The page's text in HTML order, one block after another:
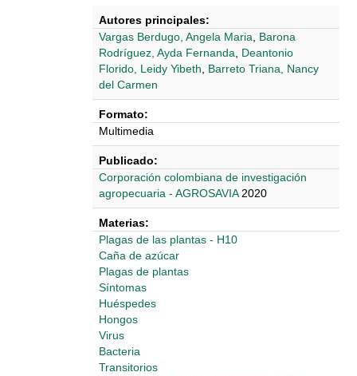
Autores principales:
Vargas Berdugo, Angela Maria
Barona
Rodríguez, Ayda Fernanda
Deantonio
Florido, Leidy Yibeth
Barreto Triana, Nancy
del Carmen
Formato:
Multimedia
Publicado:
Corporación colombiana de investigación
agropecuaria - AGROSAVIA 2020
Materias:
Plagas de las plantas - H10
Caña de azúcar
Plagas de plantas
Síntomas
Huéspedes
Hongos
Virus
Bacteria
Transitorios